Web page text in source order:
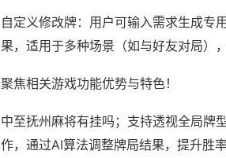
自定义修改牌：用户可输入需求生成专
果，适用于多种场景（如与好友对局）
聚焦相关游戏功能优势与特色！
中至抚州麻将有挂吗；支持透视全局牌
作，通过AI算法调整牌局结果，提升胜率